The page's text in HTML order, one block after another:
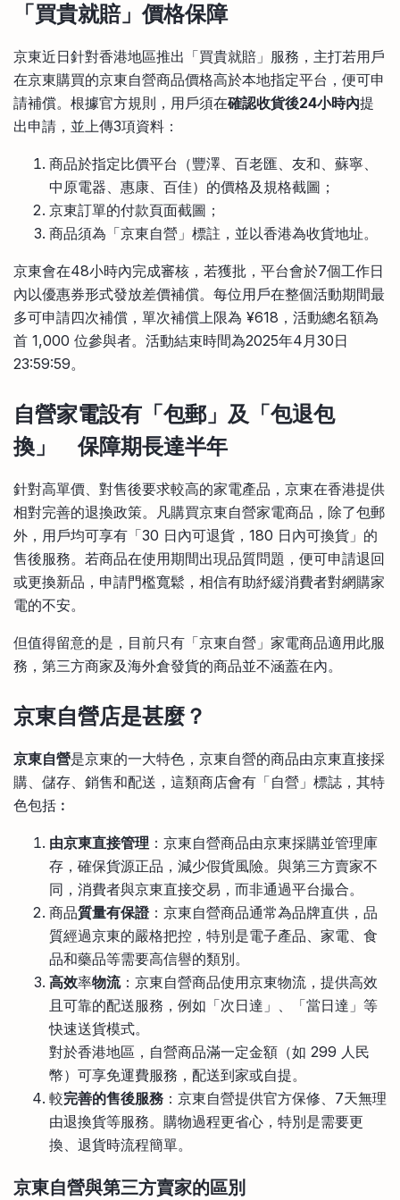
「買貴就賠」價格保障
京東近日針對香港地區推出「買貴就賠」服務，主打若用戶
在京東購買的京東自營商品價格高於本地指定平台，便可申
請補償。根據官方規則，用戶須在確認收貨後24小時內提
出申請，並上傳3項資料：
商品於指定比價平台（豐澤、百老匯、友和、蘇寧、
中原電器、惠康、百佳）的價格及規格截圖；
京東訂單的付款頁面截圖；
商品須為「京東自營」標註，並以香港為收貨地址。
京東會在48小時內完成審核，若獲批，平台會於7個工作日
內以優惠券形式發放差價補償。每位用戶在整個活動期間最
多可申請四次補償，單次補償上限為 ¥618，活動總名額為
首 1,000 位參與者。活動結束時間為2025年4月30日
23:59:59。
自營家電設有「包郵」及「包退包
換」 保障期長達半年
針對高單價、對售後要求較高的家電產品，京東在香港提供
相對完善的退換政策。凡購買京東自營家電商品，除了包郵
外，用戶均可享有「30 日內可退貨，180 日內可換貨」的
售後服務。若商品在使用期間出現品質問題，便可申請退回
或更換新品，申請門檻寬鬆，相信有助紓緩消費者對網購家
電的不安。
但值得留意的是，目前只有「京東自營」家電商品適用此服
務，第三方商家及海外倉發貨的商品並不涵蓋在內。
京東自營店是甚麼？
京東自營是京東的一大特色，京東自營的商品由京東直接採
購、儲存、銷售和配送，這類商店會有「自營」標誌，其特
色包括︰
由京東直接管理 ：京東自營商品由京東採購並管理庫
存，確保貨源正品，減少假貨風險。與第三方賣家不
同，消費者與京東直接交易，而非通過平台撮合。
商品質量有保證：京東自營商品通常為品牌直供，品
質經過京東的嚴格把控，特別是電子產品、家電、食
品和藥品等需要高信譽的類別。
高效率物流：京東自營商品使用京東物流，提供高效
且可靠的配送服務，例如「次日達」、「當日達」等
快速送貨模式。
對於香港地區，自營商品滿一定金額（如 299 人民
幣）可享免運費服務，配送到家或自提。
較完善的售後服務 ：京東自營提供官方保修、7天無理
由退換貨等服務。購物過程更省心，特別是需要更
換、退貨時流程簡單。
京東自營與第三方賣家的區別